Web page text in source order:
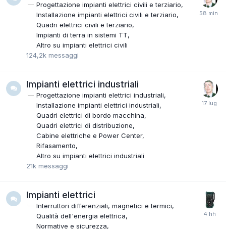
Progettazione impianti elettrici civili e terziario
Installazione impianti elettrici civili e terziario
Quadri elettrici civili e terziario
Impianti di terra in sistemi TT
Altro su impianti elettrici civili
124,2k messaggi
Impianti elettrici industriali
Progettazione impianti elettrici industriali
Installazione impianti elettrici industriali
Quadri elettrici di bordo macchina
Quadri elettrici di distribuzione
Cabine elettriche e Power Center
Rifasamento
Altro su impianti elettrici industriali
21k messaggi
Impianti elettrici
Interruttori differenziali, magnetici e termici
Qualità dell'energia elettrica
Normative e sicurezza